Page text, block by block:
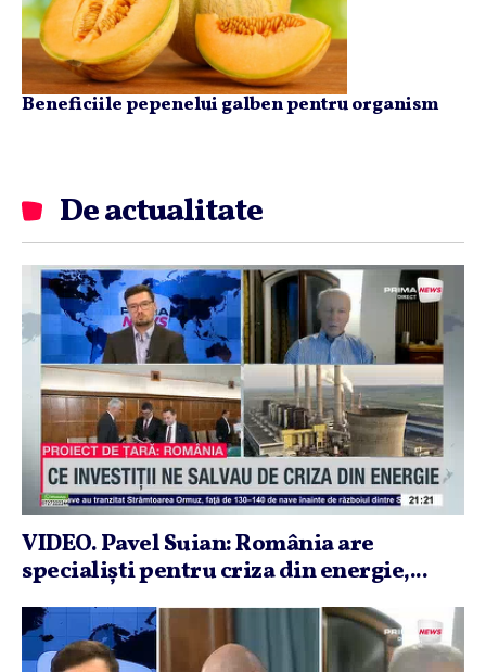
Beneficiile pepenelui galben pentru organism
De actualitate
VIDEO. Pavel Suian: România are
specialişti pentru criza din energie,...